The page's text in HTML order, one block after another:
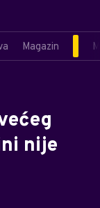
Magazin
nije